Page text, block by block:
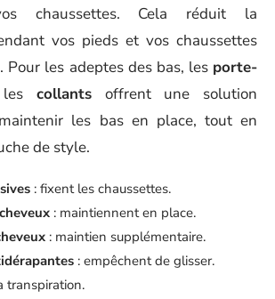
chaussettes. Cela réduit la
vos pieds et vos chaussettes
Pour les adeptes des bas, les porte-
collants offrent une solution
les bas en place, tout en
de style.
: fixent les chaussettes.
: maintiennent en place.
: maintien supplémentaire.
: empêchent de glisser.
transpiration.